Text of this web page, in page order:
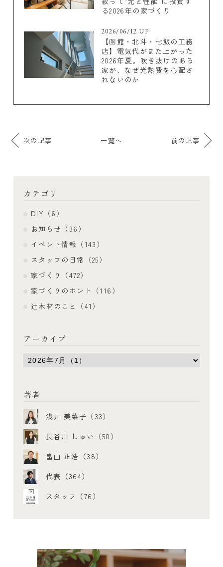
る2026年の家づくり
2026/06/12 UP
【函館・北斗・七飯の工務
店】電気代がまた上がった
2026年夏。吹き抜けのある
家が、なぜ光熱費を心配さ
れないのか
次の記事 一覧へ 前の記事
カテゴリ
DIY（6）
お知らせ（36）
イベント情報（143）
スタッフの日常（25）
家づくり（472）
家づくりのホント（116）
辻木材のこと（41）
アーカイブ
著者
浅井 美菜子（33）
長谷川 しゅい（50）
畠山 正浩（38）
代表（364）
スタッフ（76）